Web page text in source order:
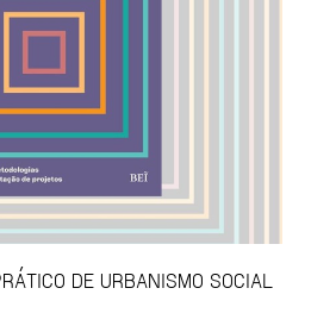
DE URBANISMO SOCIAL